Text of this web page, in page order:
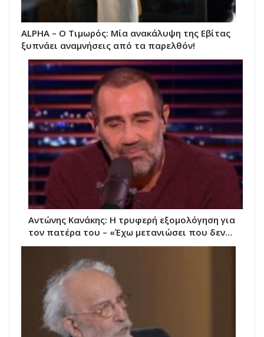
ALPHA – Ο Τιμωρός: Μία ανακάλυψη της Εβίτας
ξυπνάει αναμνήσεις από τα παρελθόν!
Αντώνης Κανάκης: Η τρυφερή εξομολόγηση για
τον πατέρα του – «Έχω μετανιώσει που δεν…